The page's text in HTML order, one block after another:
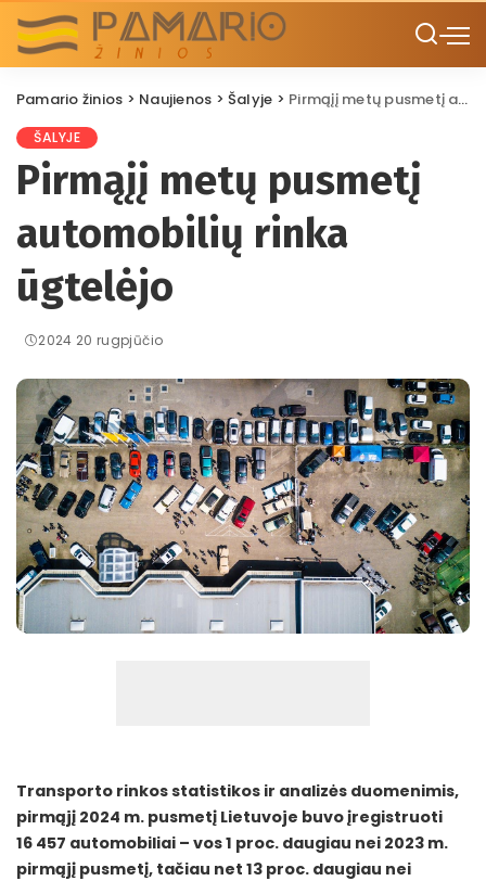
Pamario žinios > Naujienos >Šalyje > Pirmąįį metų pusmetį automobilių rinka ūgtelėjo
ŠALYJE
Pirmąįį metų pusmetį
automobilių rinka
ūgtelėjo
2024 20 rugpjūčio
Transporto rinkos statistikos ir analizės duomenimis,
pirmąjį 2024 m. pusmetį Lietuvoje buvo įregistruoti
16 457 automobiliai – vos 1 proc. daugiau nei 2023 m.
pirmąjį pusmetį, tačiau net 13 proc. daugiau nei